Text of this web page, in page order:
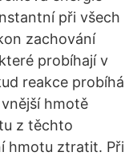
při všech
zachování
probíhají v
reakce probíhá
hmotě
z těchto
hmotu ztratit. Při